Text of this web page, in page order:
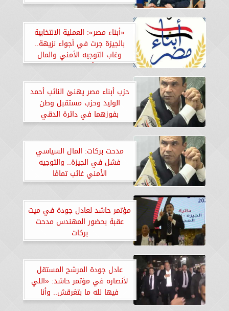
«أبناء مصر»: العملية الانتخابية
بالجيزة جرت في أجواء نزيهة..
وغاب التوجيه الأمني والمال
السياس أمام وعي الناخبين
حزب أبناء مصر يهنئ النائب أحمد
الوليد وحزب مستقبل وطن
بفوزهما في دائرة الدقي
والعجوزة والجيزة
مدحت بركات: المال السياسي
فشل في الجيزة.. والتوجيه
الأمني غائب تمامًا
مؤتمر حاشد لعادل جودة في ميت
عقبة بحضور المهندس مدحت
بركات
عادل جودة المرشح المستقل
لأنصاره في مؤتمر حاشد: «اللي
فيها لله ما بتغرقش.. وأنا
معاكم»